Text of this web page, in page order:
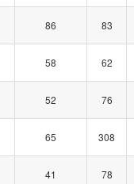
86 83
58 62
52 76
65 308
41 78